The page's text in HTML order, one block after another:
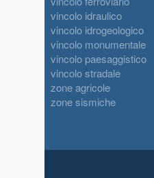
vincolo idraulico
vincolo idrogeologico
vincolo monumentale
vincolo paesaggistico
vincolo stradale
zone agricole
zone sismiche